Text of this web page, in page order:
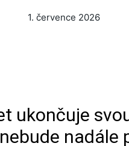
1. července 2026
ukončuje
nadále